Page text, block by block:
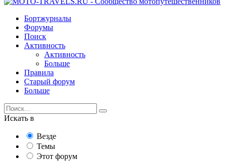
Бортжурналы
Форумы
Поиск
Активность
Активность
Больше
Правила
Старый форум
Больше
Искать в
Везде
Темы
Этот форум